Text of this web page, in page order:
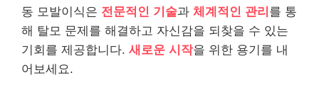
동 모발이식은 전문적인 기술과 체계적인 관리 를 통
해 탈모 문제를 해결하고 자신감을 되찾을 수 있는
기회를 제공합니다. 새로운 시작을 위한 용기를 내
어보세요.